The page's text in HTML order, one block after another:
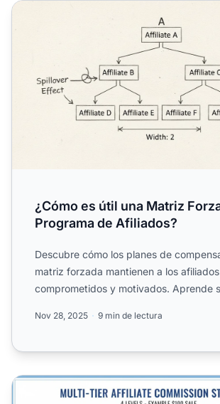
¿Cómo es útil una Matriz Forzada en
¿Cómo es útil una Matriz
Programa de Afiliados?
Descubre cómo los planes de
matriz forzada mantienen a los afiliados
comprometidos y motivados. Aprende
Nov 28, 2025 9 min de lectura
¿Qué es la comisión multinivel? Guía